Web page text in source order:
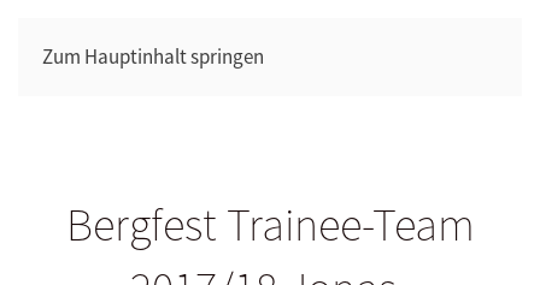
Zum Hauptinhalt springen
Bergfest Trainee-Team